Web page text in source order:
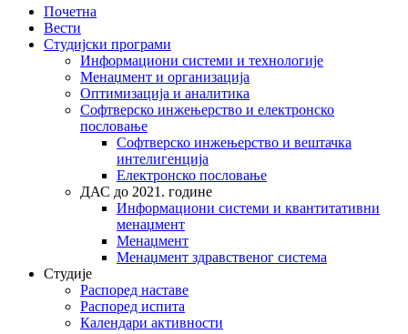
Почетна
Вести
Студијски програми
Информациони системи и технологије
Менаџмент и организација
Оптимизација и аналитика
Софтверско инжењерство и електронско
пословање
Софтверско инжењерство и вештачка
интелигенција
Електронско пословање
ДАС до 2021. године
Информациони системи и квантитативни
менаџмент
Менаџмент
Менаџмент здравственог система
Студије
Распоред наставе
Распоред испита
Календари активности